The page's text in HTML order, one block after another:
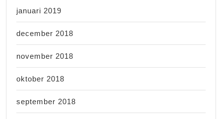
januari 2019
december 2018
november 2018
oktober 2018
september 2018